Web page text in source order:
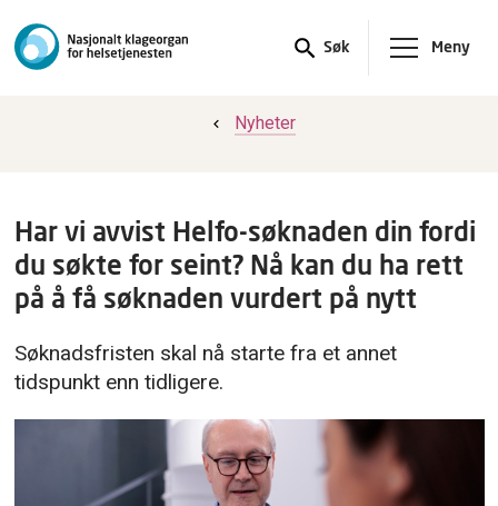
Søk Meny
Nyheter
Har vi avvist Helfo-søknaden din fordi
du søkte for seint? Nå kan du ha rett
på å få søknaden vurdert på nytt
Søknadsfristen skal nå starte fra et annet
tidspunkt enn tidligere.